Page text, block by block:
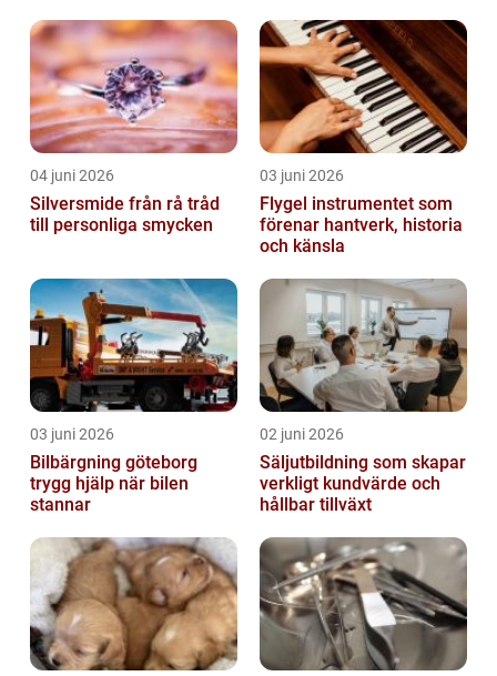
04 juni 2026
Silversmide från rå tråd
till personliga smycken
03 juni 2026
Flygel instrumentet som
förenar hantverk, historia
och känsla
03 juni 2026
Bilbärgning göteborg
trygg hjälp när bilen
stannar
02 juni 2026
Säljutbildning som skapar
verkligt kundvärde och
hållbar tillväxt